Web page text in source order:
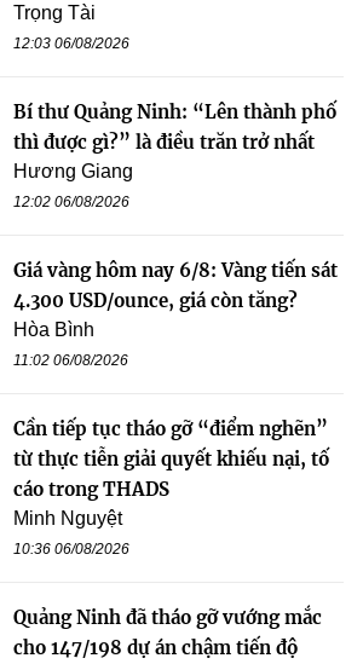
Trọng Tài
12:03 06/08/2026
Bí thư Quảng Ninh: “Lên thành phố
thì được gì?” là điều trăn trở nhất
Hương Giang
12:02 06/08/2026
Giá vàng hôm nay 6/8: Vàng tiến sát
4.300 USD/ounce, giá còn tăng?
Hòa Bình
11:02 06/08/2026
Cần tiếp tục tháo gỡ “điểm nghẽn”
từ thực tiễn giải quyết khiếu nại, tố
cáo trong THADS
Minh Nguyệt
10:36 06/08/2026
Quảng Ninh đã tháo gỡ vướng mắc
cho 147/198 dự án chậm tiến độ